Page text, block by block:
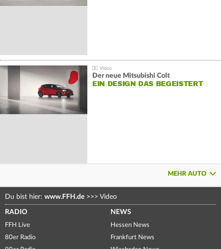
Der neue Mitsubishi Colt
EIN DESIGN DAS BEGEISTERT
MEHR AUTO
Du bist hier: www.FFH.de >>> Video
RADIO
FFH Live
80er Radio
NEWS
Hessen News
Frankfurt News